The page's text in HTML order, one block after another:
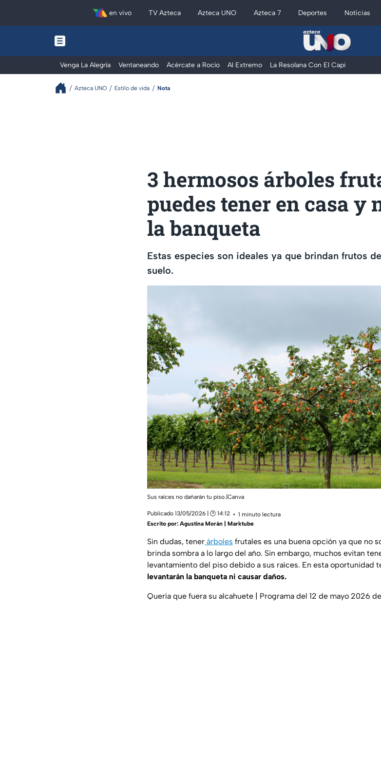
en vivo TV Azteca Azteca UNO Azteca 7 Deportes Noticias
Venga La Alegría Ventaneando Acércate a Rocío Al Extremo La Resolana Con El Capi
Azteca UNO Estilo de vida Nota
3 hermosos árboles
puedes tener en casa y
la banqueta
Estas especies son ideales ya que brindan frutos
suelo.
Sus raíces no dañarán tu piso.|Canva
Publicado 13/05/2026 | 🕑 14:12
1 minuto lectura
Escrito por: Agustina Morán | Marktube
Sin dudas, tener árboles frutales es una buena opción ya que no
brinda sombra a lo largo del año. Sin embargo, muchos evitan
levantamiento del piso debido a sus raíces. En esta oportunidad
levantarán la banqueta ni causar daños.
Quería que fuera su alcahuete | Programa del 12 de mayo 2026